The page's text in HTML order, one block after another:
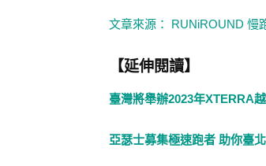
文章來源： RUNiROUND 慢
【延伸閱讀】
臺灣將舉辦2023年XTERRA
亞瑟士募集極速跑者 助你臺